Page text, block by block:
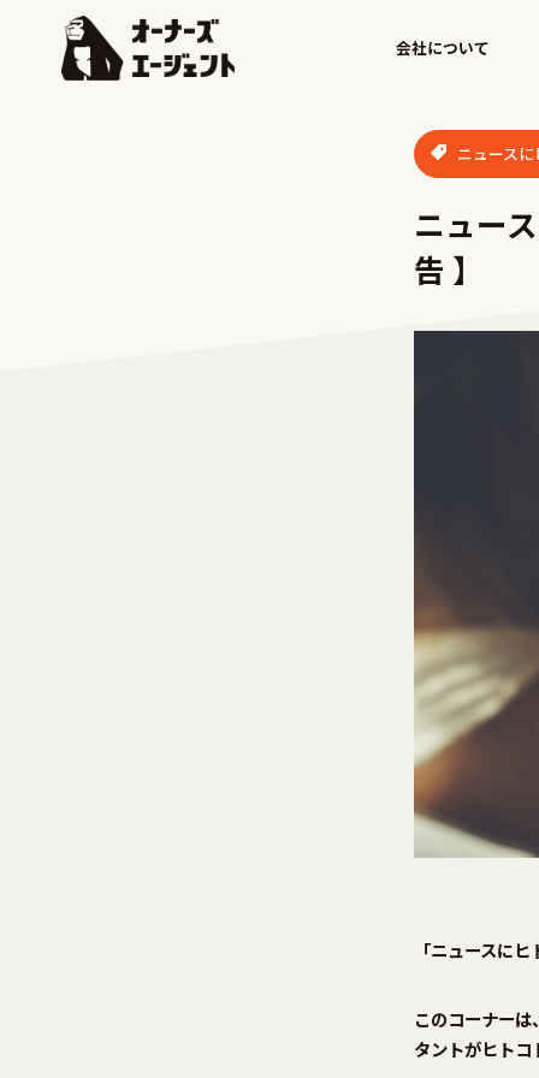
会社について
ニュース
ニュー
告 】
「ニュースに
このコーナー
タントがヒトコ